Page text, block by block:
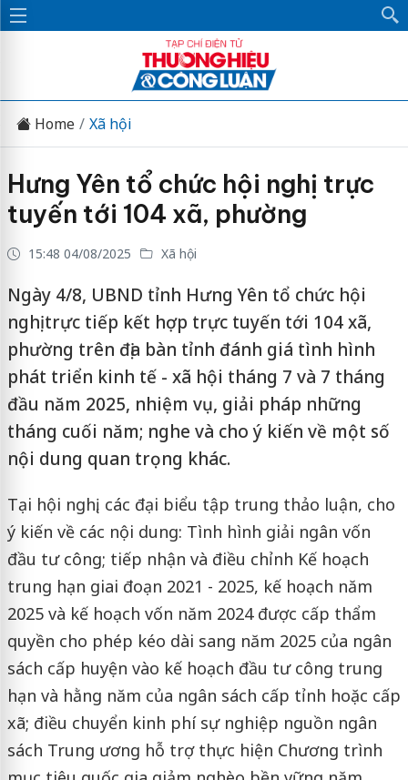
Home Xã hội
Hưng Yên tổ chức hội nghị trực
tuyến tới 104 xã, phường
15:48 04/08/2025 Xã hội
Ngày 4/8, UBND tỉnh Hưng Yên tổ chức hội
nghị trực tiếp kết hợp trực tuyến tới 104 xã,
phường trên địa bàn tỉnh đánh giá tình hình
phát triển kinh tế - xã hội tháng 7 và 7 tháng
đầu năm 2025, nhiệm vụ, giải pháp những
tháng cuối năm; nghe và cho ý kiến về một số
nội dung quan trọng khác.
Tại hội nghị, các đại biểu tập trung thảo luận, cho
ý kiến về các nội dung: Tình hình giải ngân vốn
đầu tư công; tiếp nhận và điều chỉnh Kế hoạch
trung hạn giai đoạn 2021 - 2025, kế hoạch năm
2025 và kế hoạch vốn năm 2024 được cấp thẩm
quyền cho phép kéo dài sang năm 2025 của ngân
sách cấp huyện vào kế hoạch đầu tư công trung
hạn và hằng năm của ngân sách cấp tỉnh hoặc cấp
xã; điều chuyển kinh phí sự nghiệp nguồn ngân
sách Trung ương hỗ trợ thực hiện Chương trình